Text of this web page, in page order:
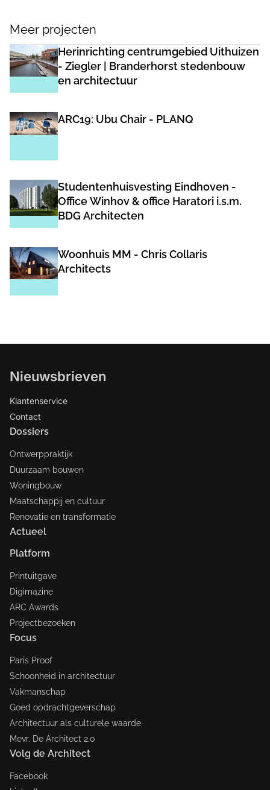
Meer projecten
Herinrichting centrumgebied Uithuizen
- Ziegler | Branderhorst stedenbouw
en architectuur
ARC19: Ubu Chair - PLANQ
Studentenhuisvesting Eindhoven -
Office Winhov & office Haratori i.s.m.
BDG Architecten
Woonhuis MM - Chris Collaris
Architects
Nieuwsbrieven
Klantenservice
Contact
Dossiers
Ontwerppraktijk
Duurzaam bouwen
Woningbouw
Maatschappij en cultuur
Renovatie en transformatie
Actueel
Platform
Printuitgave
Digimazine
ARC Awards
Projectbezoeken
Focus
Paris Proof
Schoonheid in architectuur
Vakmanschap
Goed opdrachtgeverschap
Architectuur als culturele waarde
Mevr. De Architect 2.0
Volg de Architect
Facebook